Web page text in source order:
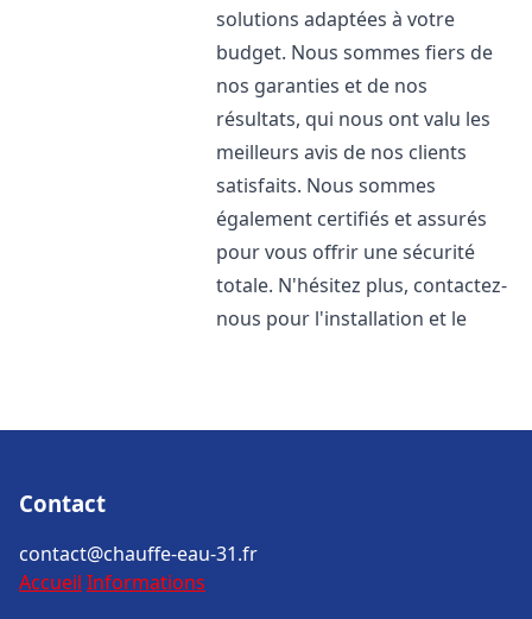
solutions adaptées à votre
budget. Nous sommes fiers de
nos garanties et de nos
résultats, qui nous ont valu les
meilleurs avis de nos clients
satisfaits. Nous sommes
également certifiés et assurés
pour vous offrir une sécurité
totale. N'hésitez plus, contactez-
nous pour l'installation et le
Contact
contact@chauffe-eau-31.fr
Accueil Informations